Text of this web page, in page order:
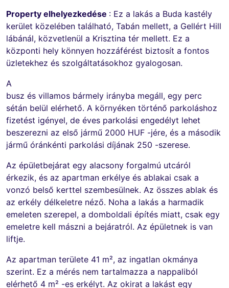
Property elhelyezkedése : Ez a lakás a Buda kastély
kerület közelében található, Tabán mellett, a Gellért Hill
lábánál, közvetlenül a Krisztina tér mellett. Ez a
központi hely könnyen hozzáférést biztosít a fontos
üzletekhez és szolgáltatásokhoz gyalogosan.
A
busz és villamos bármely irányba megáll, egy perc
sétán belül elérhető. A környéken történő parkoláshoz
fizetést igényel, de éves parkolási engedélyt lehet
beszerezni az első jármű 2000 HUF -jére, és a második
jármű óránkénti parkolási díjának 250 -szerese.
Az épületbejárat egy alacsony forgalmú utcáról
érkezik, és az apartman erkélye és ablakai csak a
vonzó belső kerttel szembesülnek. Az összes ablak és
az erkély délkeletre néző. Noha a lakás a harmadik
emeleten szerepel, a domboldali építés miatt, csak egy
emeletre kell mászni a bejáratról. Az épületnek is van
liftje.
Az apartman területe 41 m², az ingatlan okmánya
szerint. Ez a mérés nem tartalmazza a nappaliból
elérhető 4 m² -es erkélyt. Az okirat a lakást egy